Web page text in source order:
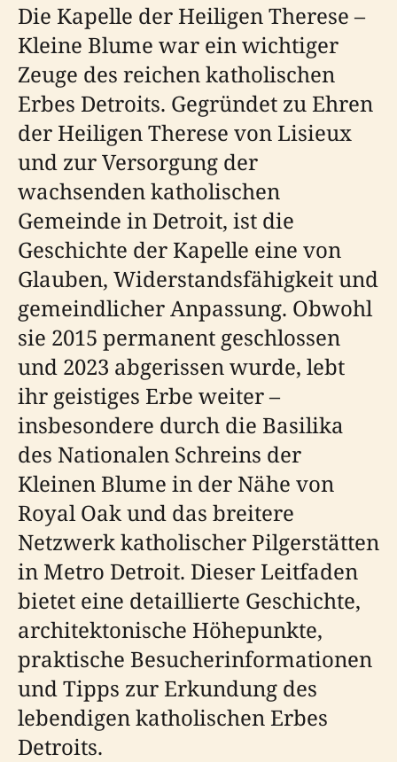
Die Kapelle der Heiligen Therese –
Kleine Blume war ein wichtiger
Zeuge des reichen katholischen
Erbes Detroits. Gegründet zu Ehren
der Heiligen Therese von Lisieux
und zur Versorgung der
wachsenden katholischen
Gemeinde in Detroit, ist die
Geschichte der Kapelle eine von
Glauben, Widerstandsfähigkeit und
gemeindlicher Anpassung. Obwohl
sie 2015 permanent geschlossen
und 2023 abgerissen wurde, lebt
ihr geistiges Erbe weiter –
insbesondere durch die Basilika
des Nationalen Schreins der
Kleinen Blume in der Nähe von
Royal Oak und das breitere
Netzwerk katholischer Pilgerstätten
in Metro Detroit. Dieser Leitfaden
bietet eine detaillierte Geschichte,
architektonische Höhepunkte,
praktische Besucherinformationen
und Tipps zur Erkundung des
lebendigen katholischen Erbes
Detroits.